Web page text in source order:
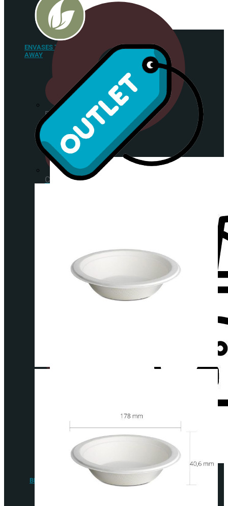
ENVASES TAKE
AWAY
Bandejas
para
Sushi
Caja
Servilletas
BEBIDA FRÍA